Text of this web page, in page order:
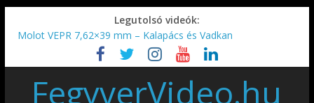
Legutolsó videók:
Molot VEPR 7,62×39 mm – Kalapács és Vadkan
IDÉN IS INDUL: Fegyvertervező- és gyártó szakmérnöki,
illetve szakspecialista képzés!!!
IWA2026 – Puskák 1. rész
Ardesa Patriot “FAPADOS” .45 elöltöltő perkussziós pisztoly
FegyverVideo.hu